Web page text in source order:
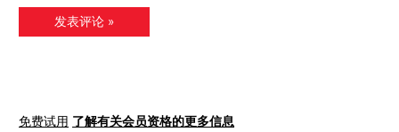
免费试用 了解有关会员资格的更多信息